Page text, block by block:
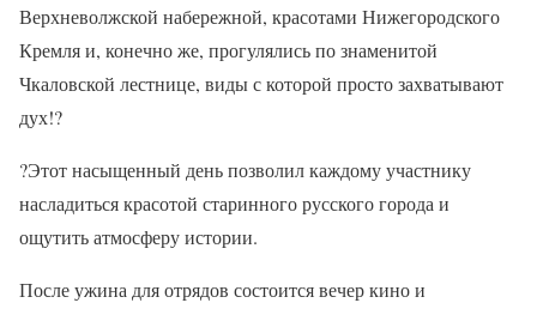
Верхневолжской набережной, красотами Нижегородского
Кремля и, конечно же, прогулялись по знаменитой
Чкаловской лестнице, виды с которой просто захватывают
дух!?
?Этот насыщенный день позволил каждому участнику
насладиться красотой старинного русского города и
ощутить атмосферу истории.
После ужина для отрядов состоится вечер кино и